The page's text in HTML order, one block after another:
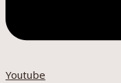
Youtube